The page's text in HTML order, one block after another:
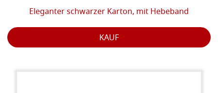
Eleganter schwarzer Karton, mit Hebeband
KAUF